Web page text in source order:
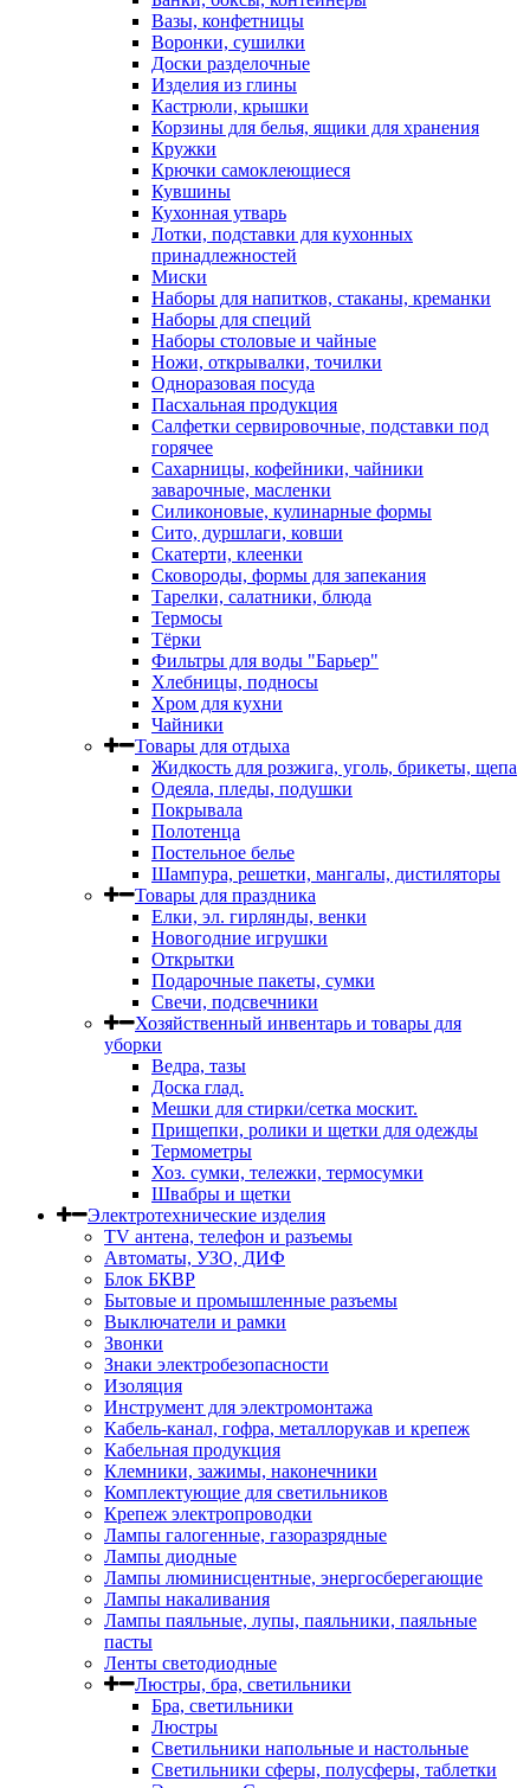
Вазы, конфетницы
Воронки, сушилки
Доски разделочные
Изделия из глины
Кастрюли, крышки
Корзины для белья, ящики для хранения
Кружки
Крючки самоклеющиеся
Кувшины
Кухонная утварь
Лотки, подставки для кухонных
принадлежностей
Миски
Наборы для напитков, стаканы, креманки
Наборы для специй
Наборы столовые и чайные
Ножи, открывалки, точилки
Одноразовая посуда
Пасхальная продукция
Салфетки сервировочные, подставки под
горячее
Сахарницы, кофейники, чайники
заварочные, масленки
Силиконовые, кулинарные формы
Сито, дуршлаги, ковши
Скатерти, клеенки
Сковороды, формы для запекания
Тарелки, салатники, блюда
Термосы
Тёрки
Фильтры для воды "Барьер"
Хлебницы, подносы
Хром для кухни
Чайники
Товары для отдыха
Жидкость для розжига, уголь, брикеты, щепа
Одеяла, пледы, подушки
Покрывала
Полотенца
Постельное белье
Шампура, решетки, мангалы, дистиляторы
Товары для праздника
Елки, эл. гирлянды, венки
Новогодние игрушки
Открытки
Подарочные пакеты, сумки
Свечи, подсвечники
Хозяйственный инвентарь и товары для
уборки
Ведра, тазы
Доска глад.
Мешки для стирки/сетка москит.
Прищепки, ролики и щетки для одежды
Термометры
Хоз. сумки, тележки, термосумки
Швабры и щетки
Электротехнические изделия
TV aнтена, телефон и разъемы
Автоматы, УЗО, ДИФ
Блок БКВР
Бытовые и промышленные разъемы
Выключатели и рамки
Звонки
Знаки электробезопасности
Изоляция
Инструмент для электромонтажа
Кабель-канал, гофра, металлорукав и крепеж
Кабельная продукция
Клемники, зажимы, наконечники
Комплектующие для светильников
Крепеж электропроводки
Лампы галогенные, газоразрядные
Лампы диодные
Лампы люминисцентные, энергосберегающие
Лампы накаливания
Лампы паяльные, лупы, паяльники, паяльные
пасты
Ленты светодиодные
Люстры, бра, светильники
Бра, светильники
Люстры
Светильники напольные и настольные
Светильники сферы, полусферы, таблетки